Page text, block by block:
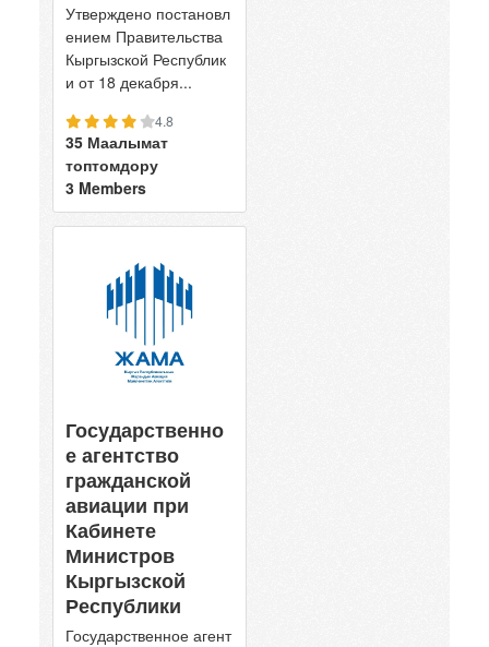
Утверждено постановл
ением Правительства
Кыргызской Республик
и от 18 декабря...
4.8
35 Маалымат
топтомдору
3 Members
Государственно
е агентство
гражданской
авиации при
Кабинете
Министров
Кыргызской
Республики
Государственное агент